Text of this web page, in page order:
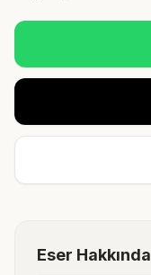
Eser Hakkında